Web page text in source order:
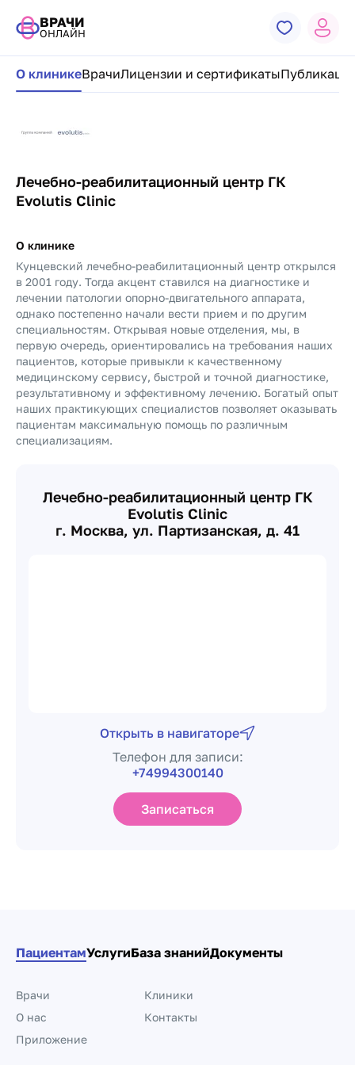
ВРАЧИ
ОНЛАЙН
Навигация по странице клиники
О клиникеВрачиЛицензии и сертификаты
Лечебно-реабилитационный центр ГК
Evolutis Clinic
О клинике
Кунцевский лечебно-реабилитационный центр открылся
в 2001 году. Тогда акцент ставился на диагностике и
лечении патологии опорно-двигательного аппарата,
однако постепенно начали вести прием и по другим
специальностям. Открывая новые отделения, мы, в
первую очередь, ориентировались на требования наших
пациентов, которые привыкли к качественному
медицинскому сервису, быстрой и точной диагностике,
результативному и эффективному лечению. Богатый опыт
наших практикующих специалистов позволяет оказывать
пациентам максимальную помощь по различным
специализациям.
Лечебно-реабилитационный центр ГК
Evolutis Clinic
г. Москва, ул. Партизанская, д. 41
Открыть в навигаторе
Телефон для записи:
+74994300140
Записаться
ПациентамУслугиБаза знанийДокументы
Врачи
Клиники
О нас
Контакты
Приложение